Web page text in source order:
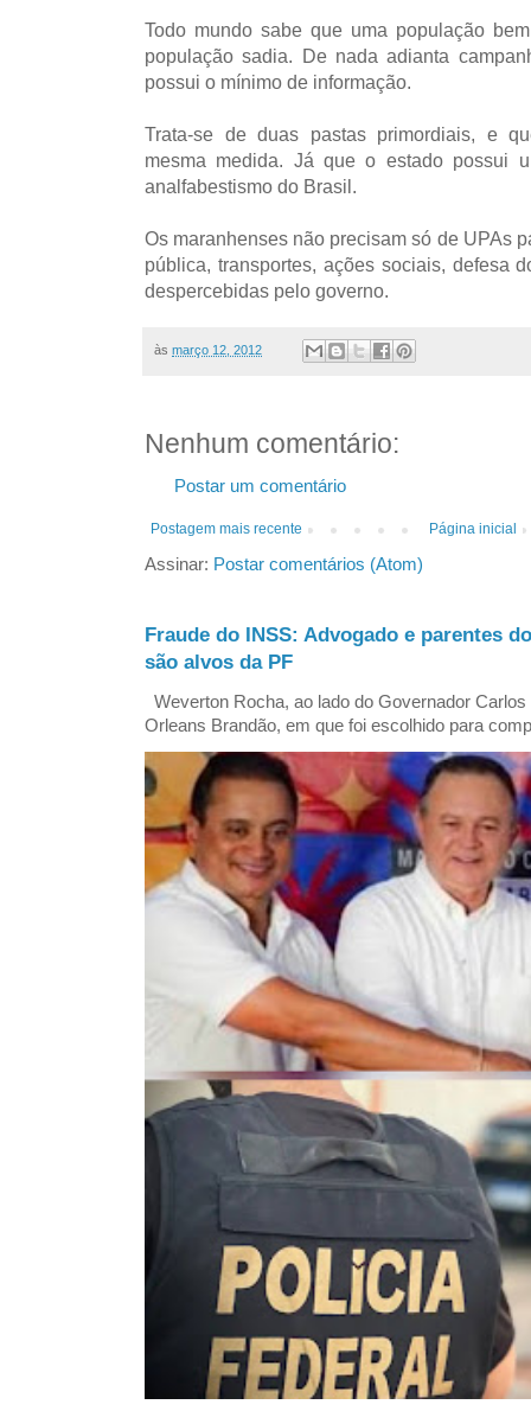
Todo mundo sabe que uma população
população sadia. De nada adianta
possui o mínimo de informação.
Trata-se de duas pastas primordiais, e
mesma medida. Já que o estado possui
analfabestismo do Brasil.
Os maranhenses não precisam só de UPAs
pública, transportes, ações sociais, defesa
despercebidas pelo governo.
às março 12, 2012
Nenhum comentário:
Postar um comentário
Postagem mais recente Página inicial
Assinar: Postar comentários (Atom)
Fraude do INSS: Advogado e parentes
são alvos da PF
Weverton Rocha, ao lado do Governador
Orleans Brandão, em que foi escolhido para